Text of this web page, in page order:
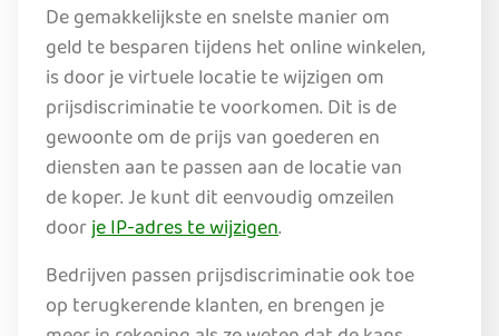
De gemakkelijkste en snelste manier om
geld te besparen tijdens het online winkelen,
is door je virtuele locatie te wijzigen om
prijsdiscriminatie te voorkomen. Dit is de
gewoonte om de prijs van goederen en
diensten aan te passen aan de locatie van
de koper. Je kunt dit eenvoudig omzeilen
doorje IP-adres te wijzigen.
Bedrijven passen prijsdiscriminatie ook toe
op terugkerende klanten, en brengen je